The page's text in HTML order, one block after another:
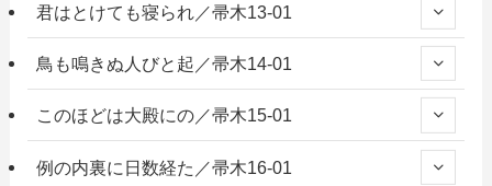
君はとけても寝られ／帚木13-01
鳥も鳴きぬ人びと起／帚木14-01
このほどは大殿にの／帚木15-01
例の内裏に日数経た／帚木16-01